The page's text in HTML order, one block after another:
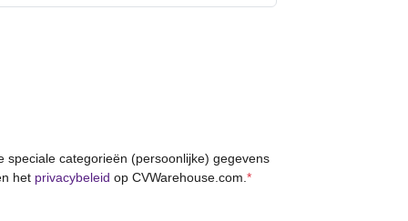
speciale categorieën (persoonlijke) gegevens
het privacybeleid op CVWarehouse.com. *